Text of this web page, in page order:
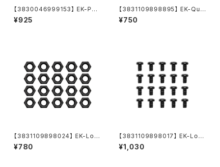
【3830046999153】 EK-PLU
G G1/4
¥925
【3831109898895】 EK-Qua
ntum Surface End Tank Plu
g - Nickel
¥750
【3831109898024】 EK-Loo
p Nut Set M4 - Black (20pc
s)
¥780
【3831109898017】 EK-Loo
p Phillips Head Screw Set
M4x5mm - Black (20pcs)
¥1,030